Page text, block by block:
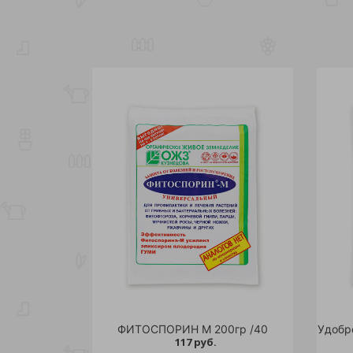
ФИТОСПОРИН М 200гр /40
117 руб.